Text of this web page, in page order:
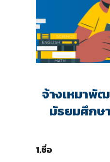
จ้างเหมาพั
มัธยมศึกษา
1.ชื่อ